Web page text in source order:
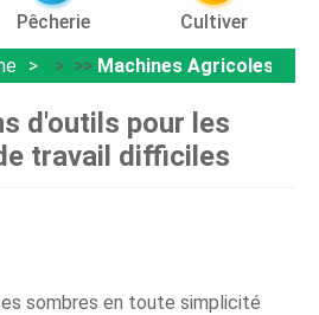
Pêcherie
Cultiver
> >> Machines Agricoles
d'outils pour les
travail difficiles
sombres en toute simplicité